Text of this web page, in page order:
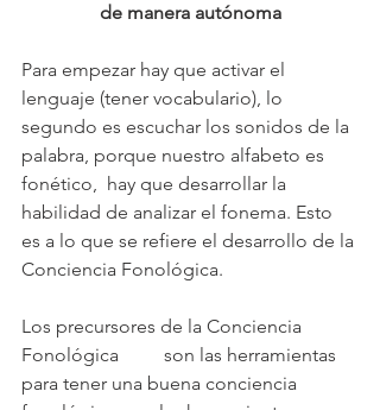
de manera autónoma
Para empezar hay que activar el
lenguaje (tener vocabulario), lo
segundo es escuchar los sonidos de la
palabra, porque nuestro alfabeto es
fonético,  hay que desarrollar la
habilidad de analizar el fonema. Esto
es a lo que se refiere el desarrollo de la
Conciencia Fonológica.
Los precursores de la Conciencia
Fonológica	son las herramientas
para tener una buena conciencia